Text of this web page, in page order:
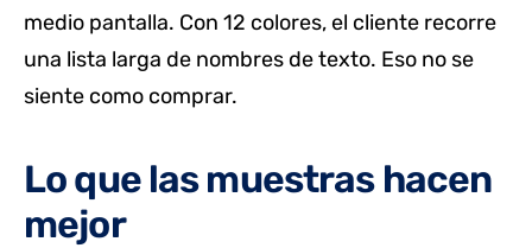
medio pantalla. Con 12 colores, el cliente recorre
una lista larga de nombres de texto. Eso no se
siente como comprar.
Lo que las muestras hacen
mejor